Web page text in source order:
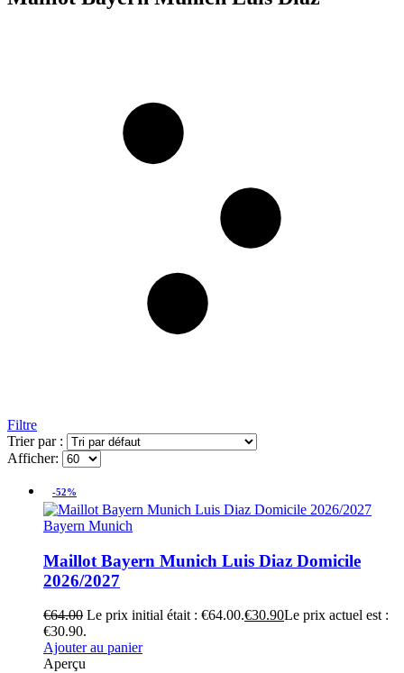
Filtre
Trier par :
Afficher:
-52%
Bayern Munich
Maillot Bayern Munich Luis Diaz Domicile
2026/2027
€64.00 Le prix initial était : €64.00.€30.90Le prix actuel est :
€30.90.
Ajouter au panier
Aperçu